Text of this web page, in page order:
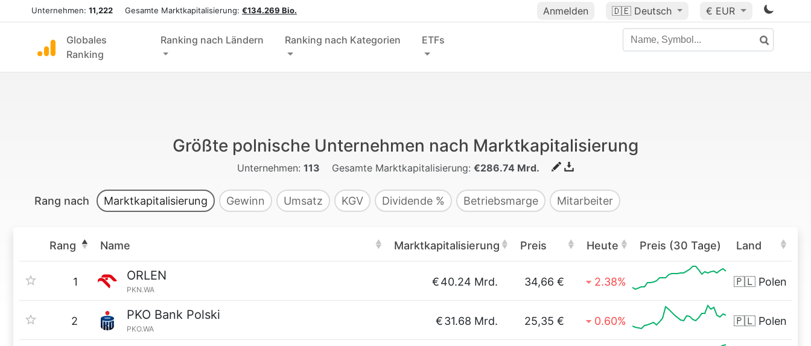
Unternehmen: 11,222 Gesamte Marktkapitalisierung: €134.269 Bio. Anmelden 🇩🇪 Deutsch € EUR
Globales
Ranking
Ranking nach Ländern Ranking nach Kategorien ETFs
Größte polnische Unternehmen nach Marktkapitalisierung
Unternehmen: 113 Gesamte Marktkapitalisierung: €286.74 Mrd.
Rang nach Marktkapitalisierung Gewinn Umsatz KGV Dividende % Betriebsmarge Mitarbeiter
Rang Name Marktkapitalisierung Preis Heute Preis (30 Tage) Land
1 ORLEN
PKN.WA
€40.24 Mrd. 34,66 € 2.38% 🇵🇱 Polen
2 PKO Bank Polski
PKO.WA
€31.68 Mrd. 25,35 € 0.60% 🇵🇱 Polen